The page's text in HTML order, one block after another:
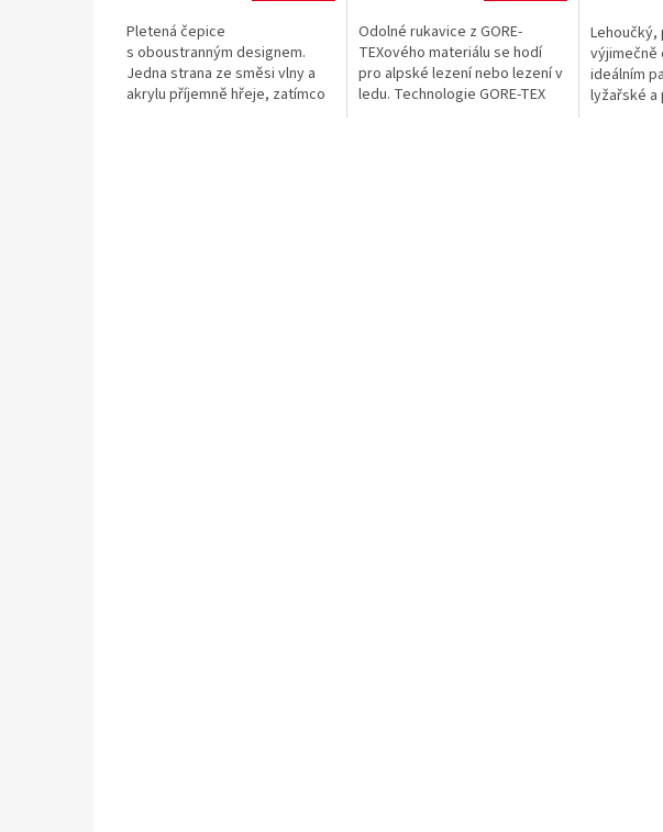
Pletená čepice
s oboustranným designem.
Jedna strana ze směsi vlny a
akrylu příjemně hřeje, zatímco
Odolné rukavice z GORE-
TEXového materiálu se hodí
pro alpské lezení nebo lezení v
ledu. Technologie GORE-TEX
Lehoučký,
výjimečně
ideálním
lyžařské a